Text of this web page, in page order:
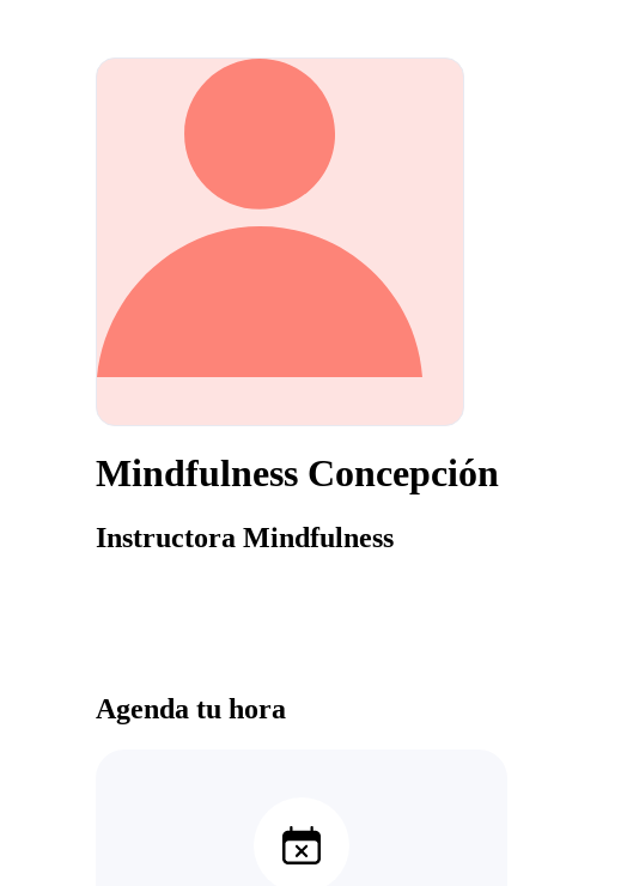
Mindfulness Concepción
Instructora Mindfulness
Agenda tu hora